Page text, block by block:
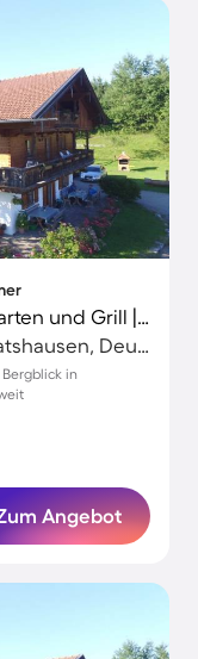
Ferienwohnung mit Terrasse, Garten und Grill | Bergblick
Sachsenkam, Bad Tölz-Wolfratshausen, Deutschland
in
Angebot